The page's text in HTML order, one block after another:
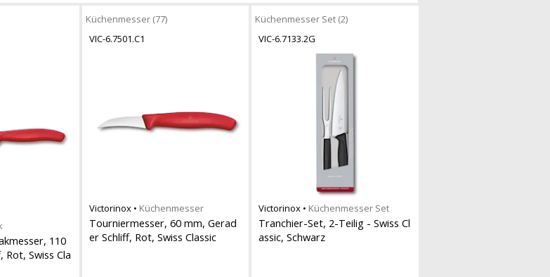
110
Rot, Swiss Cla
Küchenmesser (77)
VIC-6.7501.C1
Victorinox• Küchenmesser
Tourniermesser, 60 mm, Gerad
er Schliff, Rot, Swiss Classic
Küchenmesser Set (2)
VIC-6.7133.2G
Victorinox • Küchenmesser Set
Tranchier-Set, 2-Teilig - Swiss Cl
assic, Schwarz